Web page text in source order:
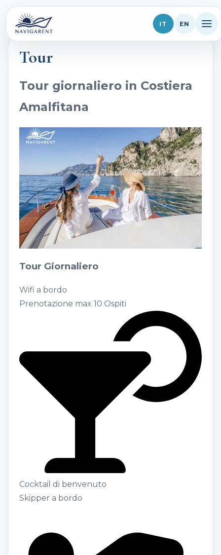
IT EN
Home
Galleria
Contatti
Blog
Tour
Tour giornaliero in Costiera
Amalfitana
Tour Giornaliero
Wifi a bordo
Prenotazione max 10 Ospiti
Cocktail di benvenuto
Skipper a bordo